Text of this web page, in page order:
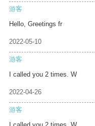
游客
Hello, Greetings fr
2022-05-10
游客
I called you 2 times. W
2022-04-26
游客